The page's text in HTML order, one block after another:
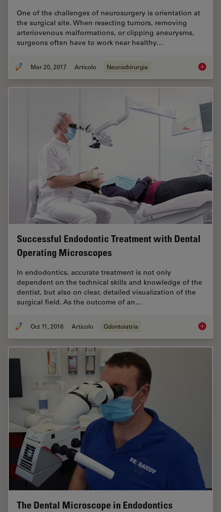
One of the challenges of neurosurgery is orientation at
the surgical site. When resecting tumors, removing
arteriovenous malformations, or clipping aneurysms,
surgeons often have to work near healthy…
Mar 20, 2017 Articolo Neurochirurgia
Successful Endodontic Treatment with Dental
Operating Microscopes
In endodontics, accurate treatment is not only
dependent on the technical skills and knowledge of the
dentist, but also on clear, detailed visualization of the
surgical field. As the outcome of an…
Oct 11, 2016 Articolo Odontoiatria
The Dental Microscope in Endodontics